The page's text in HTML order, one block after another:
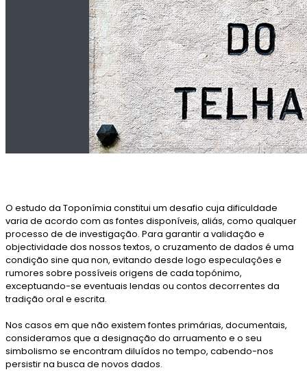
O estudo da Toponímia constitui um desafio cuja dificuldade
varia de acordo com as fontes disponíveis, aliás, como qualquer
processo de de investigação. Para garantir a validação e
objectividade dos nossos textos, o cruzamento de dados é uma
condição sine qua non, evitando desde logo especulações e
rumores sobre possíveis origens de cada topónimo,
exceptuando-se eventuais lendas ou contos decorrentes da
tradição oral e escrita.
Nos casos em que não existem fontes primárias, documentais,
consideramos que a designação do arruamento e o seu
simbolismo se encontram diluídos no tempo, cabendo-nos
persistir na busca de novos dados.